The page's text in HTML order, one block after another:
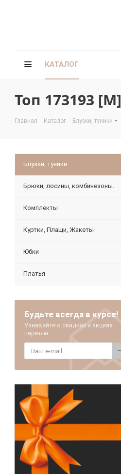
КАТАЛОГ
Топ 173193 [М]
Главная - Каталог - Блузки, туники
Блузки, туники
Брюки, лосины, комбинезоны.
Комплекты
Куртки, Плащи, Жакеты
Юбки
Платья
Будьте всегда в курсе!
Узнавайте о скидках и акциях
первым